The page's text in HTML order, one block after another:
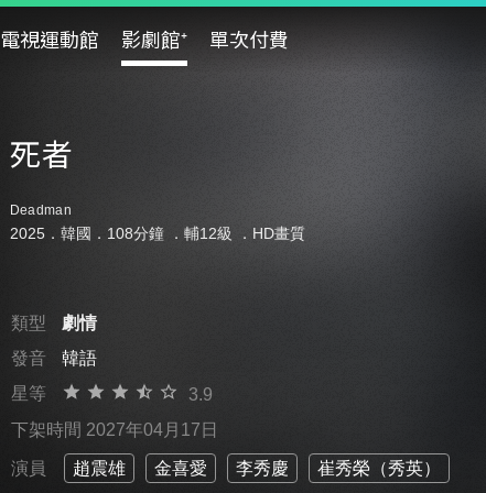
電視運動館 影劇館⁺ 單次付費
死者
Deadman
2025．韓國．108分鐘 ． 輔12級 ．HD畫質
類型
劇情
發音
韓語
星等
3.9
下架時間 2027年04月17日
演員 趙震雄 金喜愛 李秀慶 崔秀榮（秀英）